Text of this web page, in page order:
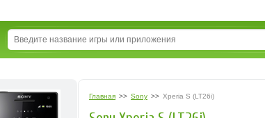
Главная >> Sony >> Xperia S (LT26i)